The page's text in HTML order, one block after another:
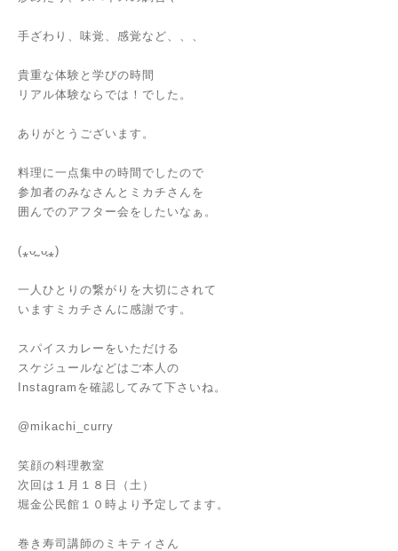
手ざわり、味覚、感覚など、、、
貴重な体験と学びの時間
リアル体験ならでは！でした。
ありがとうございます。
料理に一点集中の時間でしたので
参加者のみなさんとミカチさんを
囲んでのアフター会をしたいなぁ。
(⁎ᴗ͈ˬᴗ͈⁎)
一人ひとりの繋がりを大切にされて
いますミカチさんに感謝です。
スパイスカレーをいただける
スケジュールなどはご本人の
Instagramを確認してみて下さいね。
@mikachi_curry
笑顔の料理教室
次回は１月１８日（土）
堀金公民館１０時より予定してます。
巻き寿司講師のミキティさん